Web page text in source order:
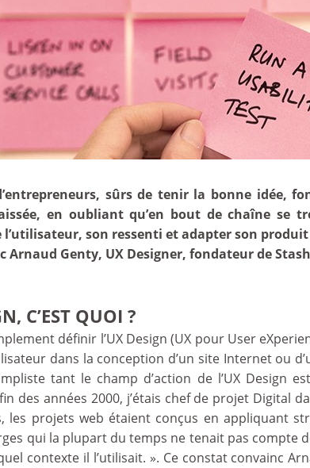
sûrs de tenir la bonne idée,
en oubliant qu’en bout de chaîne se
l’utilisateur, son ressenti et adapter son
Arnaud Genty, UX Designer, fondateur de
C’EST QUOI ?
définir l’UX Design (UX pour User
dans la conception d’un site Internet ou
tant le champ d’action de l’UX Design
des années 2000, j’étais chef de projet Digital
les projets web étaient conçus en appliquant
qui la plupart du temps ne tenait pas compte
contexte il l’utilisait. ». Ce constat convainc